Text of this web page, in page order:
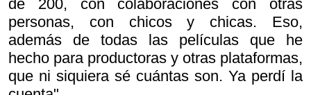
de 200, con colaboraciones con otras
personas, con chicos y chicas. Eso,
además de todas las películas que he
hecho para productoras y otras plataformas,
que ni siquiera sé cuántas son. Ya perdí la